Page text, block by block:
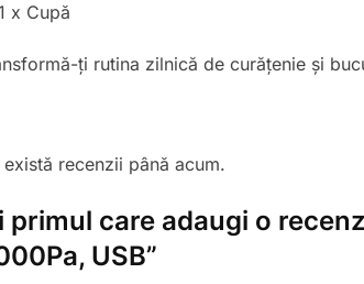
x Cupă
ți rutina zilnică de curățenie și
există recenzii până acum.
primul care adaugi o
USB”